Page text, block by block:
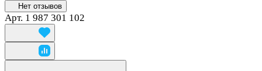
Нет отзывов
Арт. 1 987 301 102